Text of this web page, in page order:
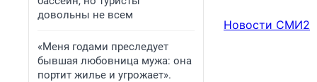
довольны не всем
«Меня годами преследует
бывшая любовница мужа: она
портит жилье и угрожает».
Новости СМИ2